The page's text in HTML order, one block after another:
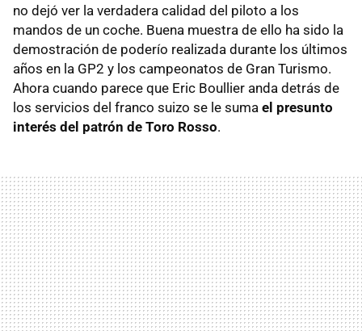
no dejó ver la verdadera calidad del piloto a los
mandos de un coche. Buena muestra de ello ha sido la
demostración de poderío realizada durante los últimos
años en la GP2 y los campeonatos de Gran Turismo.
Ahora cuando parece que Eric Boullier anda detrás de
los servicios del franco suizo se le suma el presunto
interés del patrón de Toro Rosso.